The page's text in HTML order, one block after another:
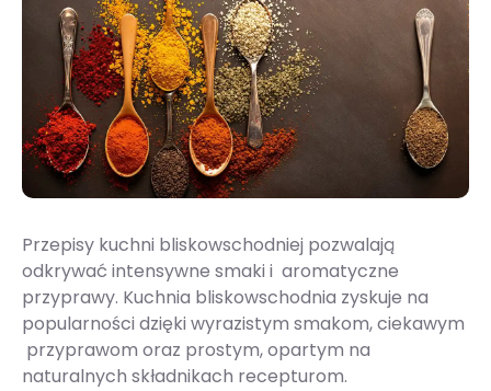
Przepisy kuchni bliskowschodniej pozwalają
odkrywać intensywne smaki i aromatyczne
przyprawy. Kuchnia bliskowschodnia zyskuje na
popularności dzięki wyrazistym smakom, ciekawym
przyprawom oraz prostym, opartym na
naturalnych składnikach recepturom.